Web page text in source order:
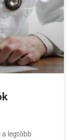
a legtöbb